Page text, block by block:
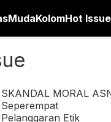
MudaKolomHot Issue
SKANDAL MORAL
Seperempat
Pelanggaran Etik